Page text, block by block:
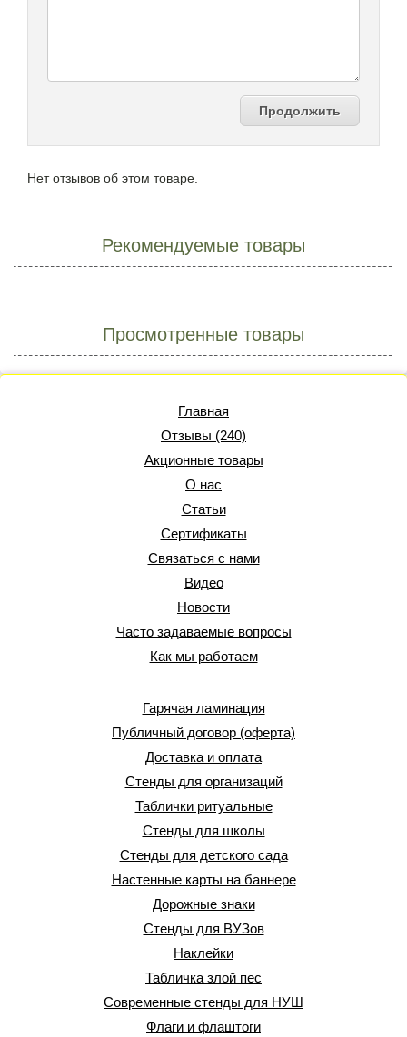
Продолжить
Нет отзывов об этом товаре.
Рекомендуемые товары
Просмотренные товары
Главная
Отзывы (240)
Акционные товары
О нас
Статьи
Сертификаты
Связаться с нами
Видео
Новости
Часто задаваемые вопросы
Как мы работаем
Гарячая ламинация
Публичный договор (оферта)
Доставка и оплата
Стенды для организаций
Таблички ритуальные
Стенды для школы
Стенды для детского сада
Настенные карты на баннере
Дорожные знаки
Стенды для ВУЗов
Наклейки
Табличка злой пес
Современные стенды для НУШ
Флаги и флаштоги